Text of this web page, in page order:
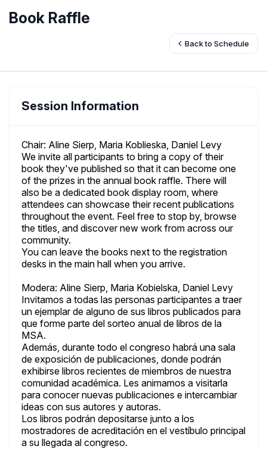
Book Raffle
Back to Schedule
Session Information
Chair: Aline Sierp, Maria Koblieska, Daniel Levy
We invite all participants to bring a copy of their
book they've published so that it can become one
of the prizes in the annual book raffle. There will
also be a dedicated book display room, where
attendees can showcase their recent publications
throughout the event. Feel free to stop by, browse
the titles, and discover new work from across our
community.
You can leave the books next to the registration
desks in the main hall when you arrive.
Modera: Aline Sierp, Maria Kobielska, Daniel Levy
Invitamos a todas las personas participantes a traer
un ejemplar de alguno de sus libros publicados para
que forme parte del sorteo anual de libros de la
MSA.
Además, durante todo el congreso habrá una sala
de exposición de publicaciones, donde podrán
exhibirse libros recientes de miembros de nuestra
comunidad académica. Les animamos a visitarla
para conocer nuevas publicaciones e intercambiar
ideas con sus autores y autoras.
Los libros podrán depositarse junto a los
mostradores de acreditación en el vestíbulo principal
a su llegada al congreso.